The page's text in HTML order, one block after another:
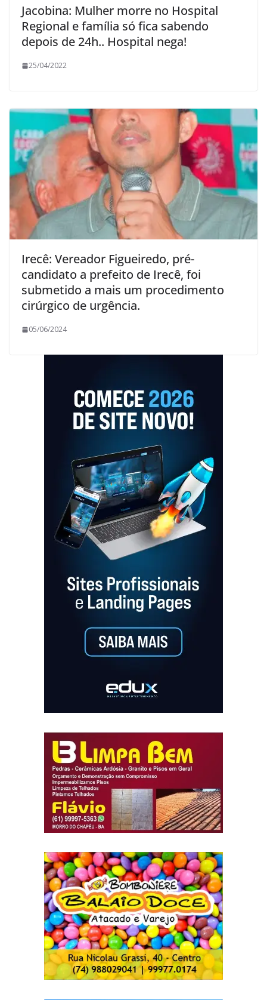
Jacobina: Mulher morre no Hospital
Regional e família só fica sabendo
depois de 24h.. Hospital nega!
25/04/2022
Irecê: Vereador Figueiredo, pré-
candidato a prefeito de Irecê, foi
submetido a mais um procedimento
cirúrgico de urgência.
05/06/2024